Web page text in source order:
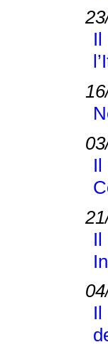
Il
Il
Il
Il